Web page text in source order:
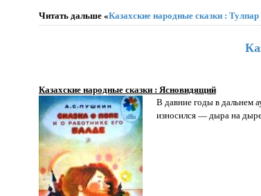
Читать дальше «Казахские народные сказки :
Казахские народные сказки : Ясновидящий
В давние годы в дальнем
износился — дыра на